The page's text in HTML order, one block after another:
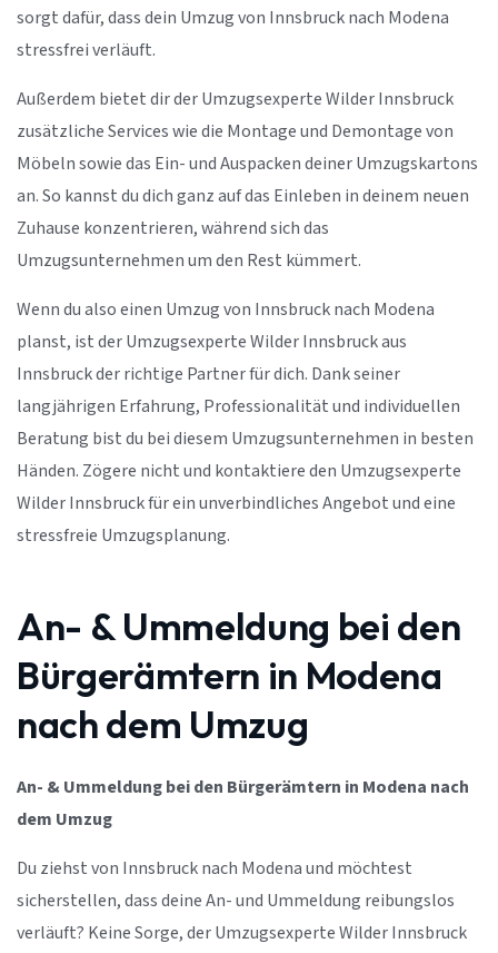
sorgt dafür, dass dein Umzug von Innsbruck nach Modena
stressfrei verläuft.
Außerdem bietet dir der Umzugsexperte Wilder Innsbruck
zusätzliche Services wie die Montage und Demontage von
Möbeln sowie das Ein- und Auspacken deiner Umzugskartons
an. So kannst du dich ganz auf das Einleben in deinem neuen
Zuhause konzentrieren, während sich das
Umzugsunternehmen um den Rest kümmert.
Wenn du also einen Umzug von Innsbruck nach Modena
planst, ist der Umzugsexperte Wilder Innsbruck aus
Innsbruck der richtige Partner für dich. Dank seiner
langjährigen Erfahrung, Professionalität und individuellen
Beratung bist du bei diesem Umzugsunternehmen in besten
Händen. Zögere nicht und kontaktiere den Umzugsexperte
Wilder Innsbruck für ein unverbindliches Angebot und eine
stressfreie Umzugsplanung.
An- & Ummeldung bei den
Bürgerämtern in Modena
nach dem Umzug
An- & Ummeldung bei den Bürgerämtern in Modena nach
dem Umzug
Du ziehst von Innsbruck nach Modena und möchtest
sicherstellen, dass deine An- und Ummeldung reibungslos
verläuft? Keine Sorge, der Umzugsexperte Wilder Innsbruck